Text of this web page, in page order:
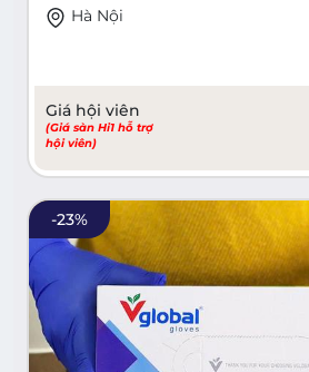
Hà Nội
Giá hội viên
(Giá sàn Hi1 hỗ trợ
hội viên)
-23%